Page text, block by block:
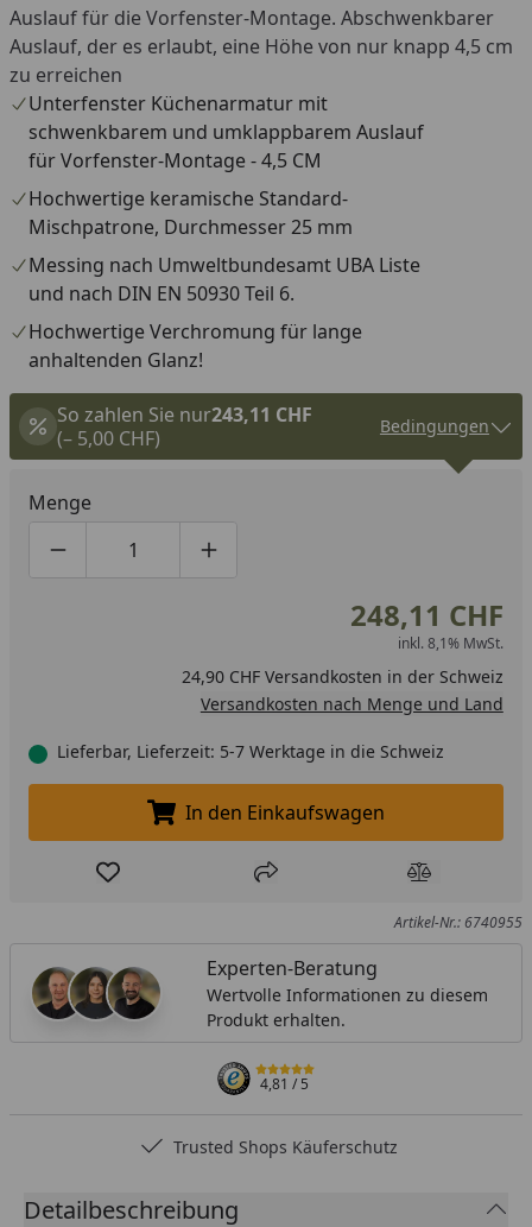
Auslauf für die Vorfenster-Montage. Abschwenkbarer
Auslauf, der es erlaubt, eine Höhe von nur knapp 4,5 cm
zu erreichen
Unterfenster Küchenarmatur mit
schwenkbarem und umklappbarem Auslauf
für Vorfenster-Montage - 4,5 CM
Hochwertige keramische Standard-
Mischpatrone, Durchmesser 25 mm
Messing nach Umweltbundesamt UBA Liste
und nach DIN EN 50930 Teil 6.
Hochwertige Verchromung für lange
anhaltenden Glanz!
So zahlen Sie nur243,11 CHF
(– 5,00 CHF)
Bedingungen
Menge
Produktmenge um eins verringern
Produktmenge manuell eingeben
Produktmenge um eins erhöhen
248,11 CHF
inkl. 8,1% MwSt.
24,90 CHF Versandkosten in der Schweiz
Versandkosten nach Menge und Land
Lieferbar, Lieferzeit: 5-7 Werktage in die Schweiz
In den Einkaufswagen legen
In den Einkaufswagen
Produkt zur Wunschliste hinzufügen
Teilen Produkt
Artikel-Nr.: 6740955
Experten-Beratung
Wertvolle Informationen zu diesem
Produkt erhalten.
4,81/ 5
Trusted Shops Käuferschutz
Detailbeschreibung